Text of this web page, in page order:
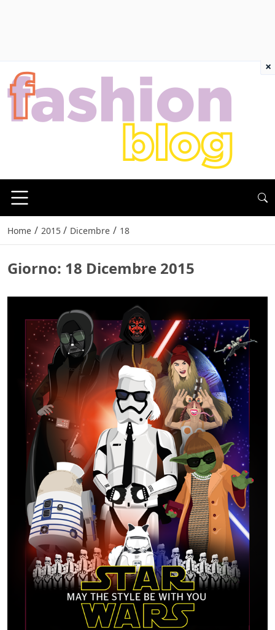
Home / 2015 / Dicembre / 18
Giorno: 18 Dicembre 2015
×